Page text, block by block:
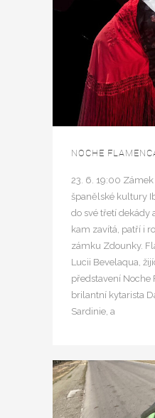
NOCHE
23. 6. 19:00
španělské kultury
do své třetí dekády
kam zavítá, patří i
zámku Zdounky.
Lucii Bevelaqua,
představení
brilantní kytarista
Sardinie, a